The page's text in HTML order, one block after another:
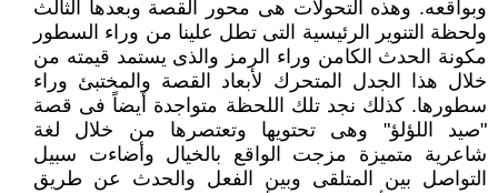
وبواقعه. وهذه التحولات هى محور القصة وبعدها الثالث
ولحظة التنوير الرئيسية التى تطل علينا من وراء السطور
مكونة الحدث الكامن وراء الرمز والذى يستمد قيمته من
خلال هذا الجدل المتحرك لأبعاد القصة والمختبئ وراء
سطورها. كذلك نجد تلك اللحظة متواجدة أيضاً فى قصة
"صيد اللؤلؤ" وهى تحتويها وتعتصرها من خلال لغة
شاعرية متميزة مزجت الواقع بالخيال وأضاءت سبيل
التواصل بين المتلقى وبين الفعل والحدث عن طريق